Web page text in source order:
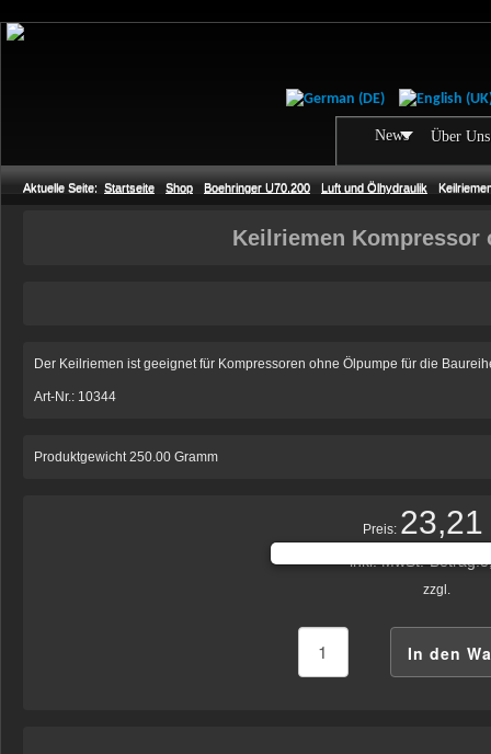
News Über Uns
Aktuelle Seite: Startseite Shop Boehringer U70.200 Luft und Ölhydraulik
Keilriemen Kompressor
Der Keilriemen ist geeignet für Kompressoren ohne Ölpumpe für die
Art-Nr.: 10344
Produktgewicht 250.00 Gramm
Preis: 23,21
inkl. MwSt.-Betrag:
zzgl.